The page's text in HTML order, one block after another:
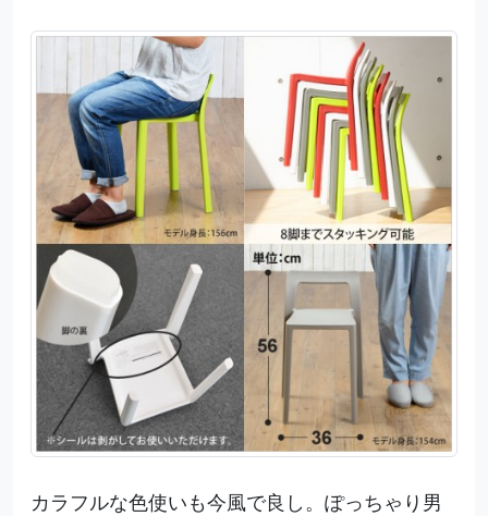
カラフルな色使いも今風で良し。ぽっちゃり男